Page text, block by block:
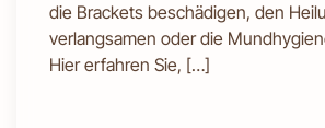
die Brackets beschädigen, den
verlangsamen oder die
Hier erfahren Sie, […]